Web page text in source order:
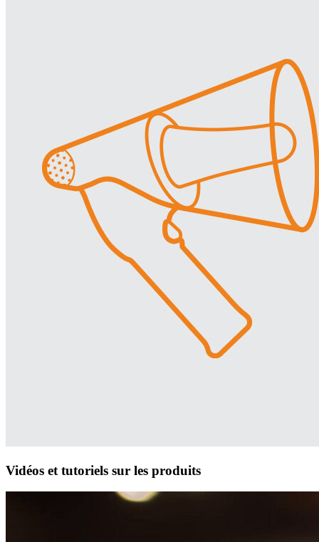
Vidéos et tutoriels sur les produits